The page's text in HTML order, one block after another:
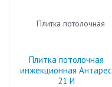
Плитка потолочная
инжекционная Антарес
21 И